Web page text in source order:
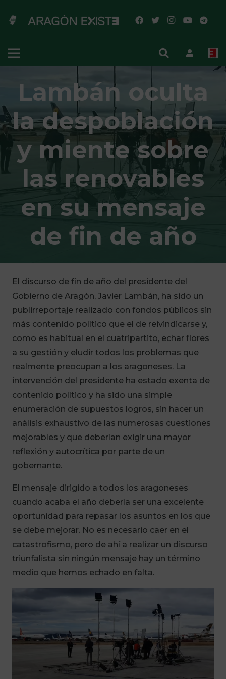
Lambán oculta
la despoblación
y miente sobre
las renovables
en su mensaje
de fin de año
El discurso de fin de año del presidente del
Gobierno de Aragón, Javier Lambán, ha sido un
publirreportaje realizado con fondos públicos sin
más contenido político que el de reivindicarse y,
como es habitual en el cuatripartito, echar flores
a su gestión y eludir todos los problemas que
realmente preocupan a los aragoneses. La
intervención del presidente ha estado exenta de
contenido político y ha sido una simple
enumeración de supuestos logros, sin hacer un
análisis exhaustivo de las numerosas cuestiones
mejorables y que deberían exigir una mayor
reflexión y autocrítica por parte de un
gobernante.
El mensaje dirigido a todos los aragoneses
cuando acaba el año debería ser una excelente
oportunidad para repasar los asuntos en los que
se debe mejorar. No es necesario caer en el
catastrofismo, pero de ahí a realizar un discurso
triunfalista sin ningún mensaje hay un término
medio que hemos echado en falta.